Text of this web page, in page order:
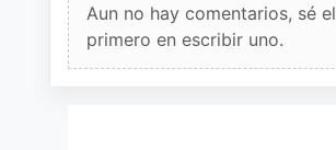
Aun no hay comentarios, sé el
primero en escribir uno.